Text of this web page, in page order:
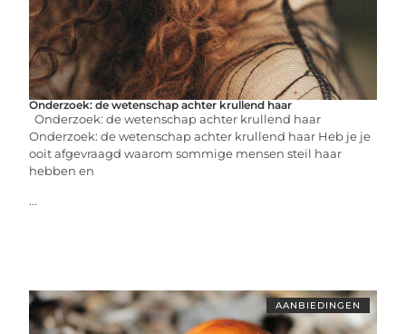
Onderzoek: de wetenschap achter krullend haar
Onderzoek: de wetenschap achter krullend haar
Onderzoek: de wetenschap achter krullend haar Heb je je
ooit afgevraagd waarom sommige mensen steil haar
hebben en
...
AANBIEDINGEN